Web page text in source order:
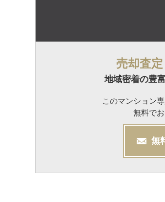
売却査
地域密着の豊
このマンション
無料で
無